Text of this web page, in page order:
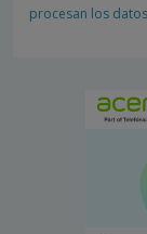
procesan los